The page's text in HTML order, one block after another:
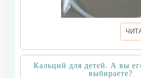
Кальций для детей. А вы
выбираете?